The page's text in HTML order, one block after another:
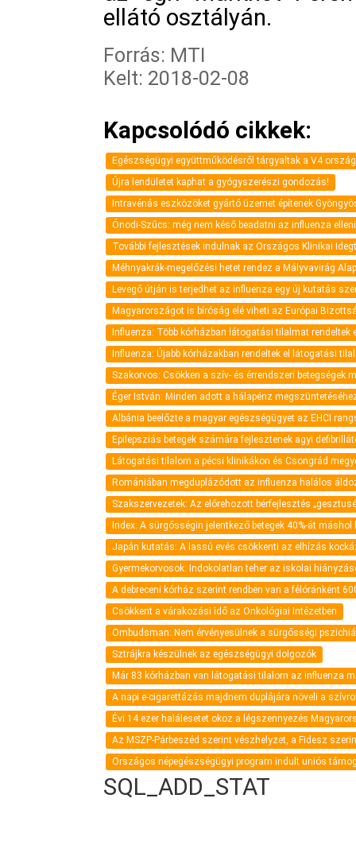
ellátó osztályán.
Forrás: MTI
Kelt: 2018-02-08
Kapcsolódó cikkek:
Egészségügyi együttműködésről tárgyaltak a V4
Újra lendületet kaphat a gyógyszerészi gondozás!
Intravénás eszközöket gyártó üzemet építenek
Ónodi-Szűcs: még nem késő beadatni az influenza
További fejlesztések indulnak az Országos Klinikai
Méhnyakrák-megelőzési hetet rendez a Mályvavirág
Levegő útján is terjedhet az influenza egy új kutatás
Magyarországot is bíróság elé viheti az Európai
Influenza: Több kórházban látogatási tilalmat rendeltek
Influenza: Újabb kórházakban rendeltek el látogatási
Szakorvos: Csökken a szív- és érrendszeri betegségek
Éger István: Minden adott a hálapénz
Albánia beelőzte a magyar egészségügyet az EHCI
Epilepsziás betegek számára fejlesztenek agyi
Látogatási tilalom a pécsi klinikákon és Csongrád
Romániában megduplázódott az influenza halálos
Szakszervezetek: Az előrehozott bérfejlesztés
Index: A sürgősségin jelentkező betegek 40%-át máshol
Japán kutatás: A lassú evés csökkenti az elhízás
Gyermekorvosok: Indokolatlan teher az iskolai
A debreceni kórház szerint rendben van a félóránként
Csökkent a várakozási idő az Onkológiai Intézetben
Ombudsman: Nem érvényesülnek a sürgősségi
Sztrájkra készülnek az egészségügyi dolgozók
Már 83 kórházban van látogatási tilalom az influenza
A napi e-cigarettázás majdnem duplájára növeli a
Évi 14 ezer halálesetet okoz a légszennyezés
Az MSZP-Párbeszéd szerint vészhelyzet, a Fidesz
Országos népegészségügyi program indult uniós
SQL_ADD_STAT